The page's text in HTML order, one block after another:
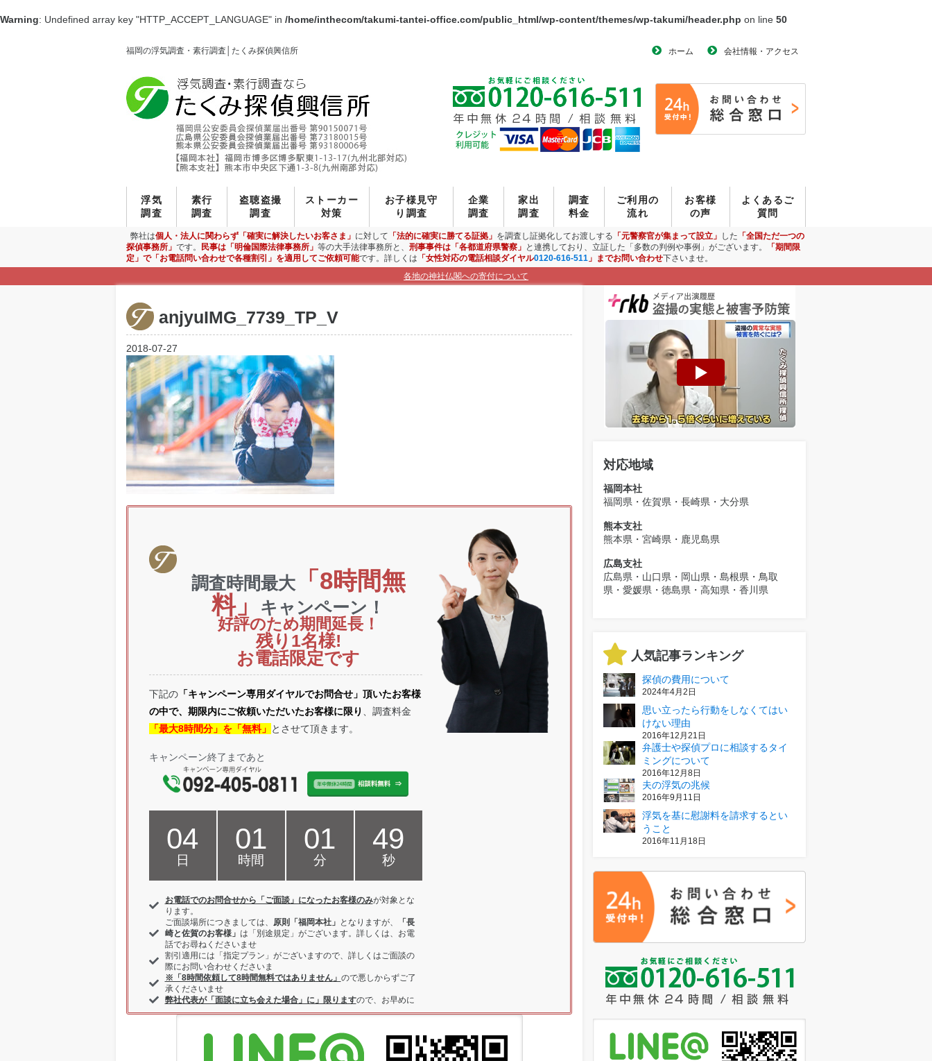
Warning: Undefined array key "HTTP_ACCEPT_LANGUAGE" in /home/inthecom/takumi-tantei-office.com/public_html/wp-content/themes/wp-takumi/header.php on line 50
福岡の浮気調査・素行調査│たくみ探偵興信所 ホーム 会社情報・アクセス
浮気
調査
素行
調査
盗聴盗撮
調査
ストーカー
対策
お子様見守
り調査
企業
調査
家出
調査
調査
料金
ご利用の
流れ
お客様
の声
よくあるご
質問
弊社は個人・法人に関わらず「確実に解決したいお客さま」 に対して 「法的に確実に勝てる証拠」 を調査し証拠化してお渡しする 「元警察官が集まって設立」 した 「全国ただ一つの
探偵事務所」 です。 民事は「明倫国際法律事務所」 等の大手法律事務所と、 刑事事件は「各都道府県警察」 と連携しており、立証した「多数の判例や事例」がございます。
「期間限
定」で「お電話問い合わせで各種割引」を適用してご依頼可能です。詳しくは 「女性対応の電話相談ダイヤル0120-616-511 」までお問い合わせ下さいませ。
各地の神社仏閣への寄付について
anjyuIMG_7739_TP_V
2018-07-27
調査時間最大「8時間無
料」
キャンペーン！
好評のため期間延長！
残り1名様!
お電話限定です
下記の 「キャンペーン専用ダイヤルでお問合せ」頂いたお客様
の中で、期限内にご依頼いただいたお客様に限り
、調査料金
「最大8時間分」を「無料」 とさせて頂きます。
キャンペーン終了まであと
04
日
01
時間
01
分
48
秒
お電話でのお問合せから「ご面談」になったお客様のみが対象とな
ります。
ご面談場所につきましては、
原則「福岡本社」 となりますが、
「長
崎と佐賀のお客様」 は「別途規定」がございます。詳しくは、お電
話でお尋ねくださいませ
割引適用には「指定プラン」がございますので、詳しくはご面談の
際にお問い合わせくださいま
※「8時間依頼して8時間無料ではありません」 ので悪しからずご了
承くださいませ
弊社代表が「面談に立ち会えた場合」に」限りますので、お早めに
対応地域
福岡本社
福岡県・佐賀県・長崎県・大分県
熊本支社
熊本県・宮崎県・鹿児島県
広島支社
広島県・山口県・岡山県・島根県・鳥取
県・愛媛県・徳島県・高知県・香川県
人気記事ランキング
探偵の費用について
2024年4月2日
思い立ったら行動をしなくてはい
けない理由
2016年12月21日
弁護士や探偵プロに相談するタイ
ミングについて
2016年12月8日
夫の浮気の兆候
2016年9月11日
浮気を基に慰謝料を請求するとい
うこと
2016年11月18日